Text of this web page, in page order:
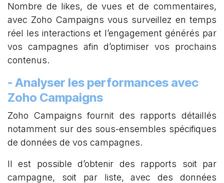
Nombre de likes, de vues et de commentaires,
avec Zoho Campaigns vous surveillez en temps
réel les interactions et l’engagement générés par
vos campagnes afin d’optimiser vos prochains
contenus.
- Analyser les performances avec
Zoho Campaigns
Zoho Campaigns fournit des rapports détaillés
notamment sur des sous-ensembles spécifiques
de données de vos campagnes.
Il est possible d’obtenir des rapports soit par
campagne, soit par liste, avec des données